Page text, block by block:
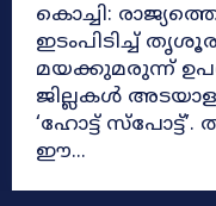
കൊച്ചി:
ഇടംപിടിച്ച്
മയക്കുമരുന്ന്
ജില്ലകൾ
‘ഹോട്ട് സ്‌പോട്ട്’. തൃശ്ശൂരും പാലക്കാടും കൂടി
ഈ...